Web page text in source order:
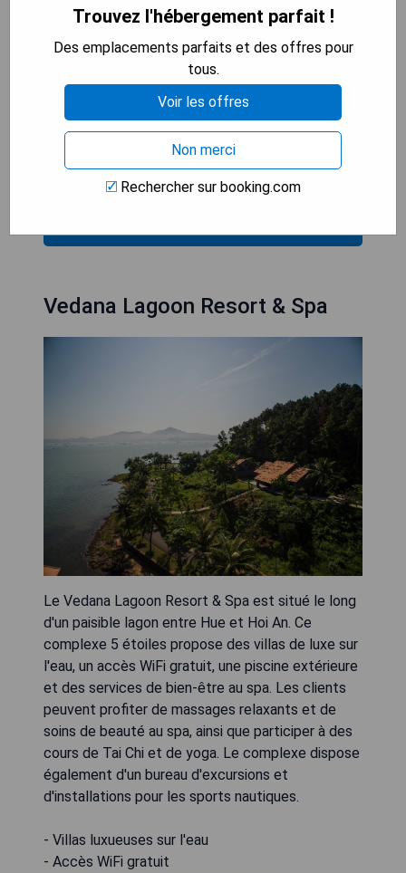
connexion Wi-Fi gratuite dans l'ensemble de ses
locaux.
- Ambiance tranquille
- Accès facile à la piscine
- Grand espace vert
- Stationnement gratuit
- Wi-Fi sans frais
Vedana Lagoon Resort & Spa
Le Vedana Lagoon Resort & Spa est situé le long
d'un paisible lagon entre Hue et Hoi An. Ce
complexe 5 étoiles propose des villas de luxe sur
l'eau, un accès WiFi gratuit, une piscine extérieure
et des services de bien-être au spa. Les clients
peuvent profiter de massages relaxants et de
soins de beauté au spa, ainsi que participer à des
cours de Tai Chi et de yoga. Le complexe dispose
également d'un bureau d'excursions et
d'installations pour les sports nautiques.
- Villas luxueuses sur l'eau
- Accès WiFi gratuit
Trouvez l'hébergement parfait !
Des emplacements parfaits et des offres pour
tous.
Voir les offres
Non merci
Rechercher sur booking.com